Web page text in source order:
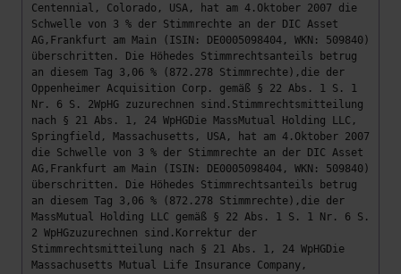
Centennial, Colorado, USA, hat am 4.Oktober 2007 die
Schwelle von 3 % der Stimmrechte an der DIC Asset
AG,Frankfurt am Main (ISIN: DE0005098404, WKN: 509840)
überschritten. Die Höhedes Stimmrechtsanteils betrug
an diesem Tag 3,06 % (872.278 Stimmrechte),die der
Oppenheimer Acquisition Corp. gemäß § 22 Abs. 1 S. 1
Nr. 6 S. 2WpHG zuzurechnen sind.Stimmrechtsmitteilung
nach § 21 Abs. 1, 24 WpHGDie MassMutual Holding LLC,
Springfield, Massachusetts, USA, hat am 4.Oktober 2007
die Schwelle von 3 % der Stimmrechte an der DIC Asset
AG,Frankfurt am Main (ISIN: DE0005098404, WKN: 509840)
überschritten. Die Höhedes Stimmrechtsanteils betrug
an diesem Tag 3,06 % (872.278 Stimmrechte),die der
MassMutual Holding LLC gemäß § 22 Abs. 1 S. 1 Nr. 6 S.
2 WpHGzuzurechnen sind.Korrektur der
Stimmrechtsmitteilung nach § 21 Abs. 1, 24 WpHGDie
Massachusetts Mutual Life Insurance Company,